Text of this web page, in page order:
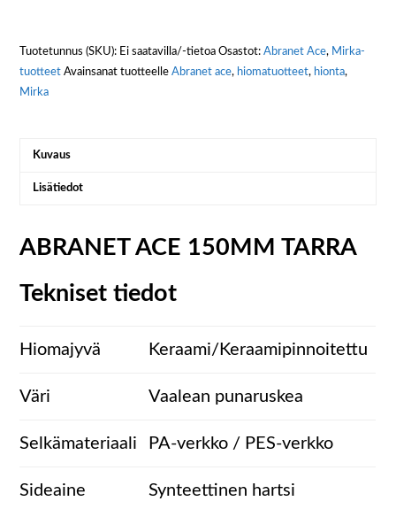
Tuotetunnus (SKU): Ei saatavilla/-tietoa Osastot:Abranet Ace, Mirka-
tuotteet Avainsanat tuotteelleAbranet ace, hiomatuotteet, hionta,
Mirka
Kuvaus
Lisätiedot
ABRANET ACE 150MM TARRA
Tekniset tiedot
Hiomajyvä Keraami/Keraamipinnoitettu
Väri Vaalean punaruskea
Selkämateriaali PA-verkko / PES-verkko
Sideaine Synteettinen hartsi